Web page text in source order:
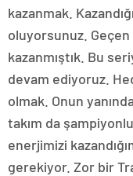
kazanmak.
oluyorsunuz.
kazanmıştık. Bu
devam ediyoruz.
olmak. Onun
takım da
enerjimizi
gerekiyor. Zor bir